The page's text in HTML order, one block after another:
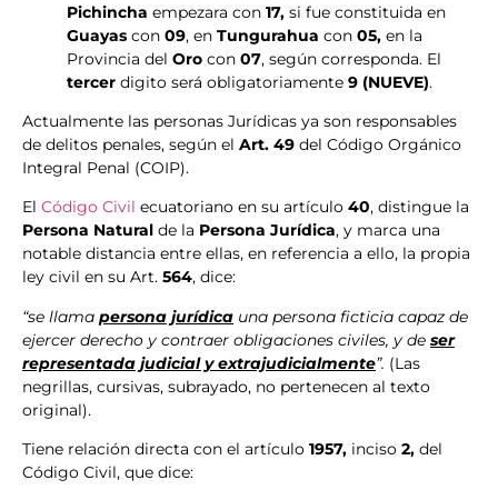
Pichincha empezara con 17, si fue constituida en
Guayas con 09, en Tungurahua con 05, en la
Provincia del Oro con 07, según corresponda. El
tercer digito será obligatoriamente 9 (NUEVE).
Actualmente las personas Jurídicas ya son responsables
de delitos penales, según el Art. 49 del Código Orgánico
Integral Penal (COIP).
El Código Civil ecuatoriano en su artículo 40, distingue la
Persona Natural de la Persona Jurídica, y marca una
notable distancia entre ellas, en referencia a ello, la propia
ley civil en su Art. 564, dice:
“se llama persona jurídica una persona ficticia capaz de
ejercer derecho y contraer obligaciones civiles, y de ser
representada judicial y extrajudicialmente”. (Las
negrillas, cursivas, subrayado, no pertenecen al texto
original).
Tiene relación directa con el artículo 1957, inciso 2, del
Código Civil, que dice: